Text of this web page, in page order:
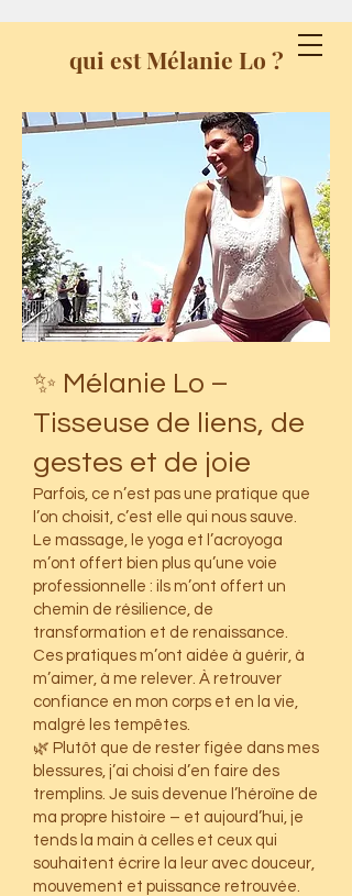
Massage -
Yogathérapeute - Yoga -
qui est Mélanie Lo ?
✨ Mélanie Lo –
Tisseuse de liens, de
gestes et de joie
Parfois, ce n’est pas une pratique que
l’on choisit, c’est elle qui nous sauve.
Le massage, le yoga et l’acroyoga
m’ont offert bien plus qu’une voie
professionnelle : ils m’ont offert un
chemin de résilience, de
transformation et de renaissance.
Ces pratiques m’ont aidée à guérir, à
m’aimer, à me relever. À retrouver
confiance en mon corps et en la vie,
malgré les tempêtes.
🌿 Plutôt que de rester figée dans mes
blessures, j’ai choisi d’en faire des
tremplins. Je suis devenue l’héroïne de
ma propre histoire – et aujourd’hui, je
tends la main à celles et ceux qui
souhaitent écrire la leur avec douceur,
mouvement et puissance retrouvée.